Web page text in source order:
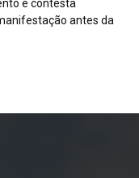
e contesta
antes da